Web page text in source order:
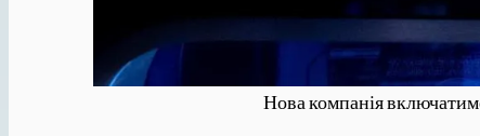
Нова компанія